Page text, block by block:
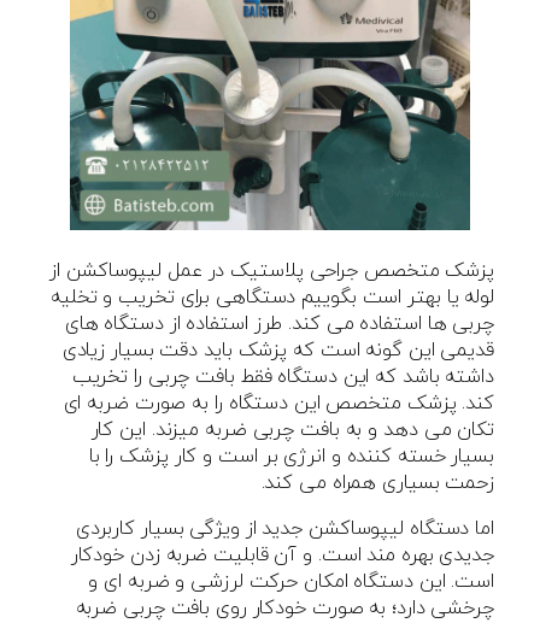
پزشک متخصص جراحی پلاستیک در عمل لیپوساکشن از
لوله یا بهتر است بگوییم دستگاهی برای تخریب و تخلیه
چربی ها استفاده می کند. طرز استفاده از دستگاه های
قدیمی این گونه است که پزشک باید دقت بسیار زیادی
داشته باشد که این دستگاه فقط بافت چربی را تخریب
کند. پزشک متخصص این دستگاه را به صورت ضربه ای
تکان می دهد و به بافت چربی ضربه میزند. این کار
بسیار خسته کننده و انرژی بر است و کار پزشک را با
زحمت بسیاری همراه می کند.
اما دستگاه لیپوساکشن جدید از ویژگی بسیار کاربردی
جدیدی بهره مند است. و آن قابلیت ضربه زدن خودکار
است. این دستگاه امکان حرکت لرزشی و ضربه ای و
چرخشی دارد؛ به صورت خودکار روی بافت چربی ضربه